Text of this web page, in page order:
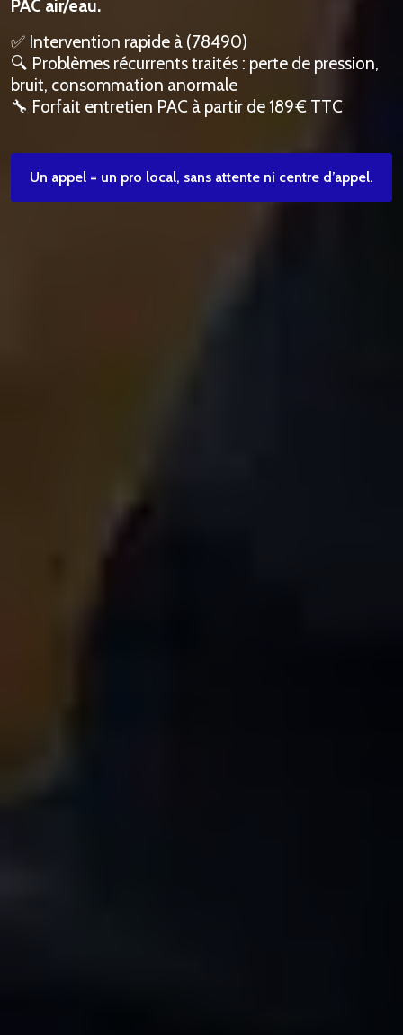
PAC air/eau.
✅ Intervention rapide à (78490)
🔍 Problèmes récurrents traités : perte de pression,
bruit, consommation anormale
🔧 Forfait entretien PAC à partir de 189 € TTC
Un appel = un pro local, sans attente ni centre d’appel.